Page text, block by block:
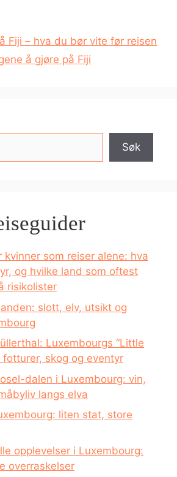
Fiji – hva du bør vite før reisen
å gjøre på Fiji
Søk
kvinner som reiser alene: hva
og hvilke land som oftest
risikolister
slott, elv, utsikt og
Luxembourgs “Little
fotturer, skog og eventyr
dalen i Luxembourg: vin,
langs elva
liten stat, store
opplevelser i Luxembourg:
overraskelser